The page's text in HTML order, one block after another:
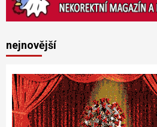
nejnovější